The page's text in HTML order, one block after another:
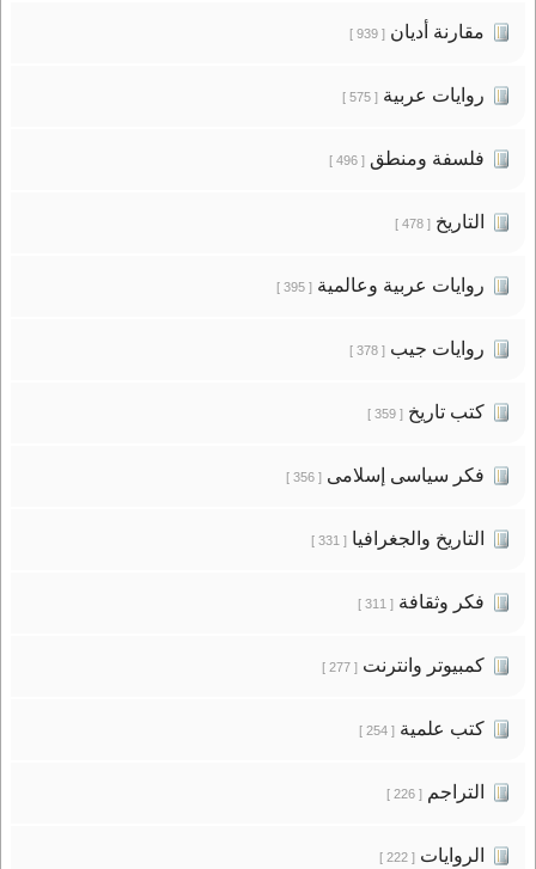
مقارنة أديان[ 939 ]
روايات عربية[ 575 ]
فلسفة ومنطق[ 496 ]
التاريخ[ 478 ]
روايات عربية وعالمية[ 395 ]
روايات جيب[ 378 ]
كتب تاريخ[ 359 ]
فكر سياسى إسلامى[ 356 ]
التاريخ والجغرافيا[ 331 ]
فكر وثقافة[ 311 ]
كمبيوتر وانترنت[ 277 ]
كتب علمية[ 254 ]
التراجم[ 226 ]
الروايات[ 222 ]